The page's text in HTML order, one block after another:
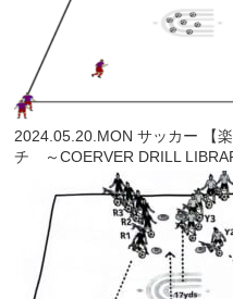
2024.05.20.MON サッカー
【
チ ～COERVER DRILL